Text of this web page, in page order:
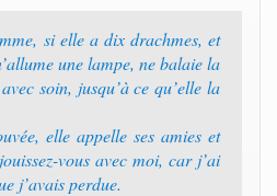
si elle a dix drachmes, et
une lampe, ne balaie la
soin, jusqu’à ce qu’elle la
elle appelle ses amies et
vous avec moi, car j’ai
j’avais perdue.